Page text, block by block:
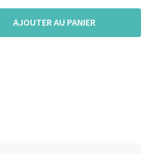
AJOUTER AU PANIER